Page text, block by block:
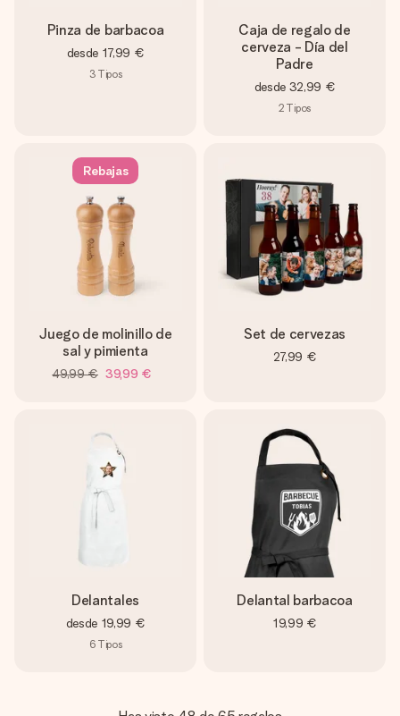
Pinza de barbacoa
desde 17,99 €
3 Tipos
Caja de regalo de
cerveza - Día del
Padre
desde 32,99 €
2 Tipos
Rebajas
Juego de molinillo de
sal y pimienta
49,99 € 39,99 €
Set de cervezas
27,99 €
Delantales
desde 19,99 €
6 Tipos
Delantal barbacoa
19,99 €